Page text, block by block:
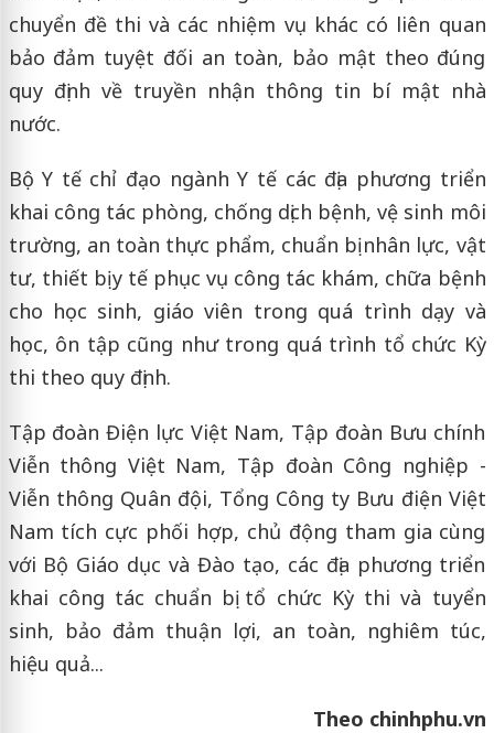
chuyển đề thi và các nhiệm vụ khác có liên quan
bảo đảm tuyệt đối an toàn, bảo mật theo đúng
quy định về truyền nhận thông tin bí mật nhà
nước.
Bộ Y tế chỉ đạo ngành Y tế các địa phương triển
khai công tác phòng, chống dịch bệnh, vệ sinh môi
trường, an toàn thực phẩm, chuẩn bị nhân lực, vật
tư, thiết bị y tế phục vụ công tác khám, chữa bệnh
cho học sinh, giáo viên trong quá trình dạy và
học, ôn tập cũng như trong quá trình tổ chức Kỳ
thi theo quy định.
Tập đoàn Điện lực Việt Nam, Tập đoàn Bưu chính
Viễn thông Việt Nam, Tập đoàn Công nghiệp -
Viễn thông Quân đội, Tổng Công ty Bưu điện Việt
Nam tích cực phối hợp, chủ động tham gia cùng
với Bộ Giáo dục và Đào tạo, các địa phương triển
khai công tác chuẩn bị tổ chức Kỳ thi và tuyển
sinh, bảo đảm thuận lợi, an toàn, nghiêm túc,
hiệu quả...
Theo chinhphu.vn